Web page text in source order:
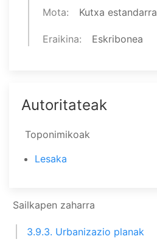
Mota Kutxa estandarra
Eraikina Eskribonea
Autoritateak
Toponimikoak
Lesaka
Sailkapen zaharra
3.9.3. Urbanizazio planak